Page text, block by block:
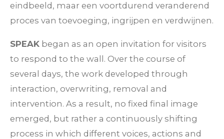
eindbeeld, maar een voortdurend veranderend
proces van toevoeging, ingrijpen en verdwijnen.
SPEAK began as an open invitation for visitors
to respond to the wall. Over the course of
several days, the work developed through
interaction, overwriting, removal and
intervention. As a result, no fixed final image
emerged, but rather a continuously shifting
process in which different voices, actions and